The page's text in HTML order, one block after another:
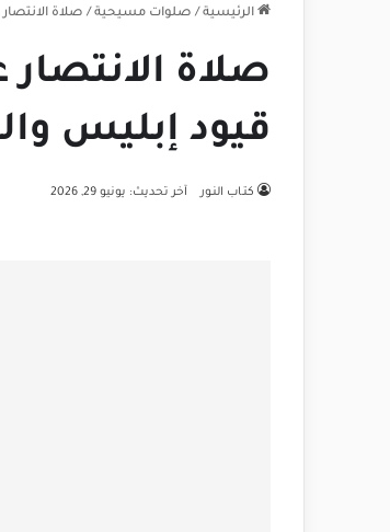
الرئيسية / صلوات مسيحية / صلاة
صلاة
قيود إبليس
كتـاب النـور آخر تحديث: يونيو 29, 2026